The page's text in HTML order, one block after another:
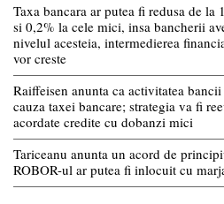
Taxa bancara ar putea fi redusa de
si 0,2% la cele mici, insa bancherii
nivelul acesteia, intermedierea
vor creste
Raiffeisen anunta ca activitatea
cauza taxei bancare; strategia va fi
acordate credite cu dobanzi mici
Tariceanu anunta un acord de
ROBOR-ul ar putea fi inlocuit cu